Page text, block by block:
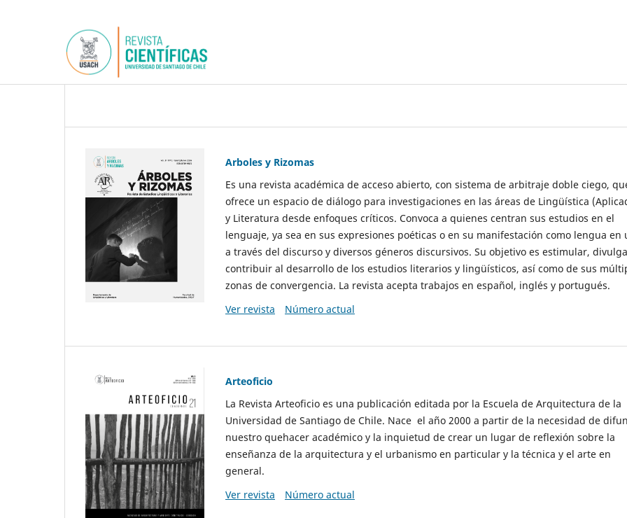
Arboles y Rizomas
Es una revista académica de acceso abierto, con sistema de arbitraje doble ciego,
ofrece un espacio de diálogo para investigaciones en las áreas de Lingüística
y Literatura desde enfoques críticos. Convoca a quienes centran sus estudios en el
lenguaje, ya sea en sus expresiones poéticas o en su manifestación como lengua en
a través del discurso y diversos géneros discursivos. Su objetivo es estimular,
contribuir al desarrollo de los estudios literarios y lingüísticos, así como de sus
zonas de convergencia. La revista acepta trabajos en español, inglés y portugués.
Ver revista
Número actual
Arteoficio
La Revista Arteoficio es una publicación editada por la Escuela de Arquitectura de la
Universidad de Santiago de Chile. Nace el año 2000 a partir de la necesidad de
nuestro quehacer académico y la inquietud de crear un lugar de reflexión sobre la
enseñanza de la arquitectura y el urbanismo en particular y la técnica y el arte en
general.
Ver revista
Número actual